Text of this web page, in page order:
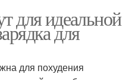
для идеальной
для
для похудения